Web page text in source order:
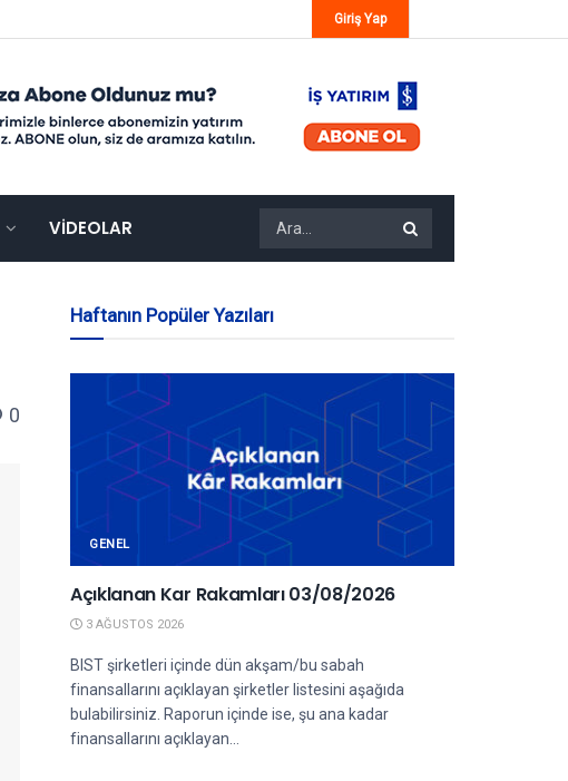
Giriş Yap
VIDEOLAR
0
Haftanın Popüler Yazıları
GENEL
Açıklanan Kar Rakamları 03/08/2026
3 AĞUSTOS 2026
BIST şirketleri içinde dün akşam/bu sabah
finansallarını açıklayan şirketler listesini aşağıda
bulabilirsiniz. Raporun içinde ise, şu ana kadar
finansallarını açıklayan...